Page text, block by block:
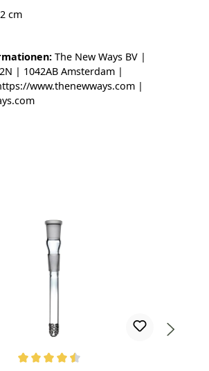
cm
The New Ways BV |
| 1042AB Amsterdam |
www.thenewways.com |
überspringen